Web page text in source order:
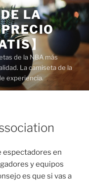
LA
】
de la NBA más
La camiseta de la
experiencia.
espectadores en
y equipos
es que si vas a